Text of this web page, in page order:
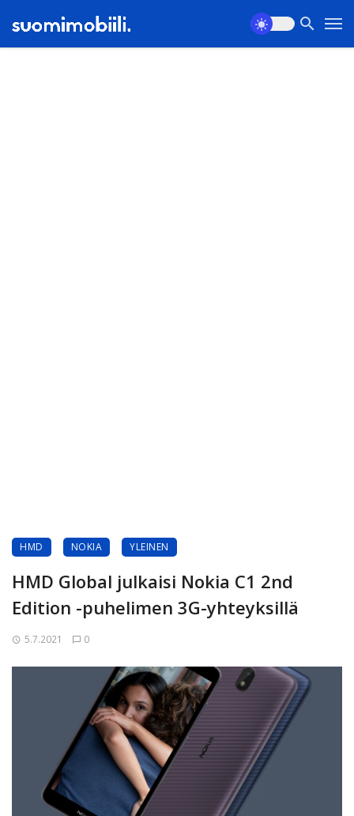
HMD NOKIA YLEINEN
HMD Global julkaisi Nokia C1 2nd
Edition -puhelimen 3G-yhteyksillä
5.7.2021 0